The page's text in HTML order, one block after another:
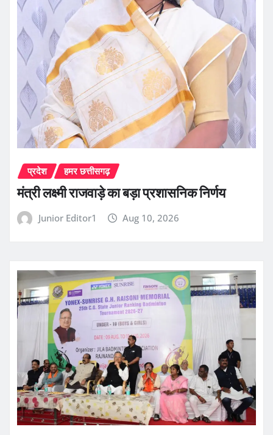
प्रदेश हमर छत्तीसगढ़
मंत्री लक्ष्मी राजवाड़े का बड़ा प्रशासनिक निर्णय
Junior Editor1 Aug 10, 2026